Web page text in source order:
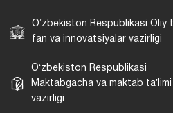
Oʻzbekiston Respublikasi Oliy
fan va innovatsiyalar vazirligi
Oʻzbekiston Respublikasi
Maktabgacha va maktab taʼlimi
vazirligi